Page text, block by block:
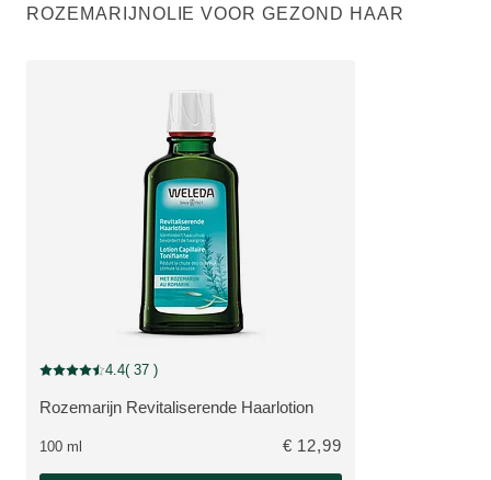
ROZEMARIJNOLIE VOOR GEZOND HAAR
BEKIJK PRODUCT:
Rozemarijn Revitaliserende Haarlotion
Beoordeling: 4.4 van 5 beoordeeld door 37 personen
4.4( 37 )
100 ml € 12,99